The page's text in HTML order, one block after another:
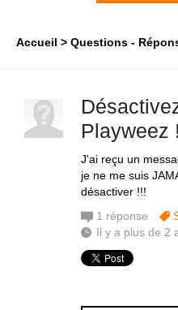
Accueil Questions -
Playweez !
J'ai reçu un
je ne me suis
désactiver !!!
1 réponse
Il y a plus de 2